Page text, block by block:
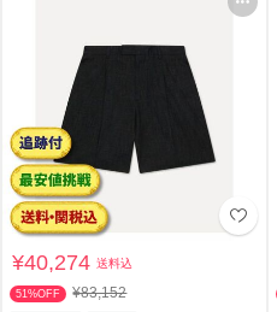
¥40,274送料込
51%OFF ¥83,152